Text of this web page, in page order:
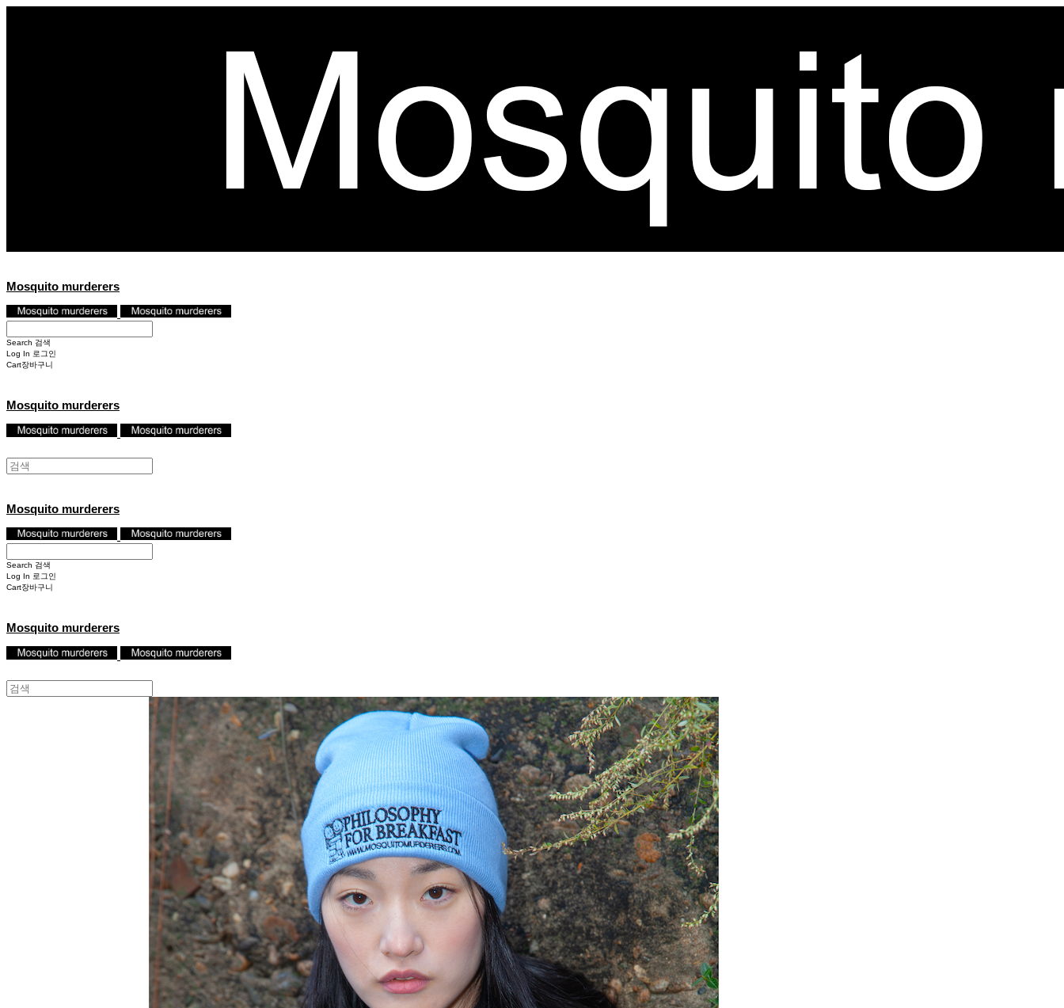
Mosquito murderers
Search 검색
Log In 로그인
Cart장바구니
Mosquito murderers
Mosquito murderers
Search 검색
Log In 로그인
Cart장바구니
Mosquito murderers